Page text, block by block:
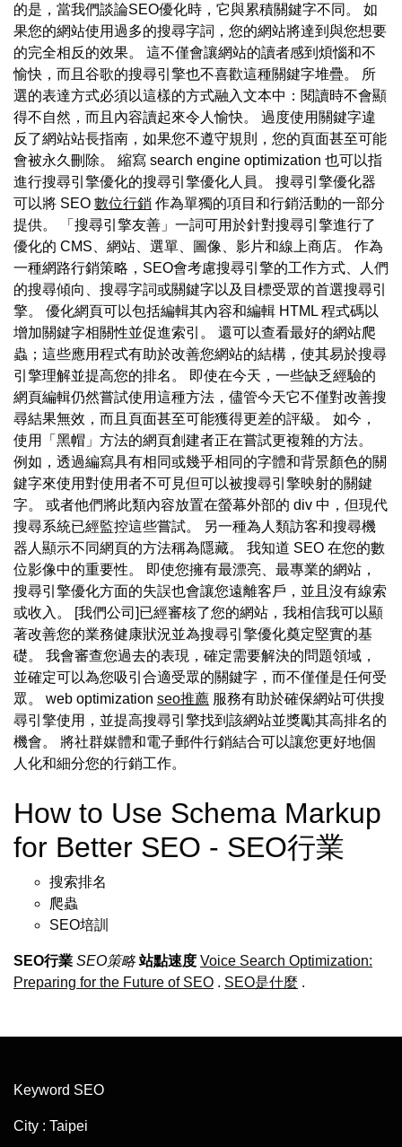
的是，當我們談論SEO優化時，它與累積關鍵字不同。 如
果您的網站使用過多的搜尋字詞，您的網站將達到與您想要
的完全相反的效果。 這不僅會讓網站的讀者感到煩惱和不
愉快，而且谷歌的搜尋引擎也不喜歡這種關鍵字堆疊。 所
選的表達方式必須以這樣的方式融入文本中：閱讀時不會顯
得不自然，而且內容讀起來令人愉快。 過度使用關鍵字違
反了網站站長指南，如果您不遵守規則，您的頁面甚至可能
會被永久刪除。 縮寫 search engine optimization 也可以指
進行搜尋引擎優化的搜尋引擎優化人員。 搜尋引擎優化器
可以將 SEO 數位行銷 作為單獨的項目和行銷活動的一部分
提供。 「搜尋引擎友善」一詞可用於針對搜尋引擎進行了
優化的 CMS、網站、選單、圖像、影片和線上商店。 作為
一種網路行銷策略，SEO會考慮搜尋引擎的工作方式、人們
的搜尋傾向、搜尋字詞或關鍵字以及目標受眾的首選搜尋引
擎。 優化網頁可以包括編輯其內容和編輯 HTML 程式碼以
增加關鍵字相關性並促進索引。 還可以查看最好的網站爬
蟲；這些應用程式有助於改善您網站的結構，使其易於搜尋
引擎理解並提高您的排名。 即使在今天，一些缺乏經驗的
網頁編輯仍然嘗試使用這種方法，儘管今天它不僅對改善搜
尋結果無效，而且頁面甚至可能獲得更差的評級。 如今，
使用「黑帽」方法的網頁創建者正在嘗試更複雜的方法。
例如，透過編寫具有相同或幾乎相同的字體和背景顏色的關
鍵字來使用對使用者不可見但可以被搜尋引擎映射的關鍵
字。 或者他們將此類內容放置在螢幕外部的 div 中，但現代
搜尋系統已經監控這些嘗試。 另一種為人類訪客和搜尋機
器人顯示不同網頁的方法稱為隱藏。 我知道 SEO 在您的數
位影像中的重要性。 即使您擁有最漂亮、最專業的網站，
搜尋引擎優化方面的失誤也會讓您遠離客戶，並且沒有線索
或收入。 [我們公司]已經審核了您的網站，我相信我可以顯
著改善您的業務健康狀況並為搜尋引擎優化奠定堅實的基
礎。 我會審查您過去的表現，確定需要解決的問題領域，
並確定可以為您吸引合適受眾的關鍵字，而不僅僅是任何受
眾。 web optimization seo推薦 服務有助於確保網站可供搜
尋引擎使用，並提高搜尋引擎找到該網站並獎勵其高排名的
機會。 將社群媒體和電子郵件行銷結合可以讓您更好地個
人化和細分您的行銷工作。
How to Use Schema Markup
for Better SEO - SEO行業
搜索排名
爬蟲
SEO培訓
SEO行業 SEO策略 站點速度 Voice Search Optimization:
Preparing for the Future of SEO . SEO是什麼 .
Keyword SEO
City : Taipei